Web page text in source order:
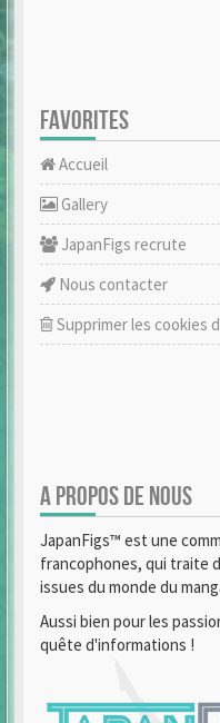
FAVORITES
Accueil
Gallery
JapanFigs recrute
Nous contacter
Supprimer les cookies
A PROPOS DE NOUS
JapanFigs™ est une
francophones, qui traite
issues du monde du
Aussi bien pour les
quête d'informations !